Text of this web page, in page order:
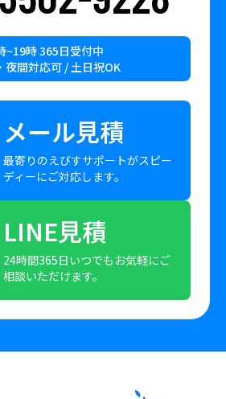
~19時 365日受付中
夜間対応可 / 土日祝OK
メール見積
最寄りのえびすサポートがスピー
ディーにご対応します。
LINE見積
24時間365日いつでもお気軽にご
相談いただけます。